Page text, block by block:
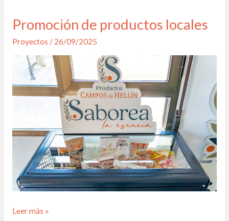
Promoción de productos locales
Proyectos / 26/09/2025
Promoción
locales
Leer más »